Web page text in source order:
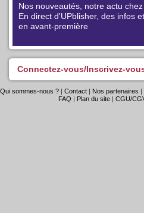
Nos nouveautés, notre actu
En direct d'UPblisher, des infos
en avant-première
Connectez-vous/Inscrivez-
Qui sommes-nous ? | Contact | Nos partenaires |
FAQ | Plan du site | CGU/